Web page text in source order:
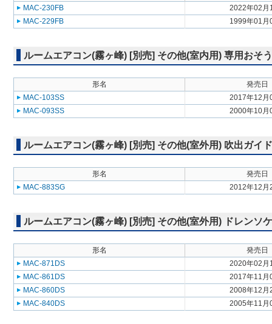
MAC-230FB
2022年02月
MAC-229FB
1999年01月
ルームエアコン(霧ヶ峰) [別売] その他(室内用) 専用おそ
形名
発売日
MAC-103SS
2017年12月
MAC-093SS
2000年10月
ルームエアコン(霧ヶ峰) [別売] その他(室外用) 吹出ガイド
形名
発売日
MAC-883SG
2012年12月
ルームエアコン(霧ヶ峰) [別売] その他(室外用) ドレンソ
形名
発売日
MAC-871DS
2020年02月
MAC-861DS
2017年11月
MAC-860DS
2008年12月
MAC-840DS
2005年11月